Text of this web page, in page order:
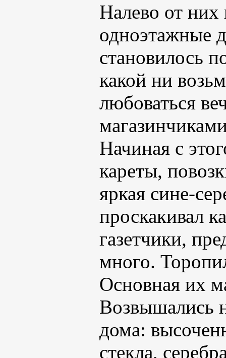
Налево от них
одноэтажные
становилось
какой ни
любоваться
Начиная с
кареты,
яркая сине-
проскакивал
газетчики,
много.
Основная их
Возвышались
дома:
стекла,